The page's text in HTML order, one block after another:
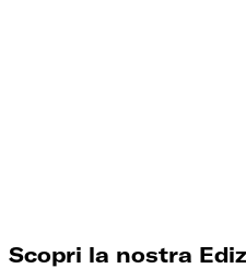
Scopri la nostra